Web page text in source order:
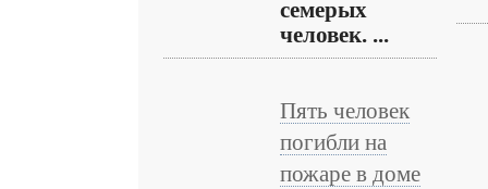
семерых
человек. ...
Пять человек
погибли на
пожаре в доме